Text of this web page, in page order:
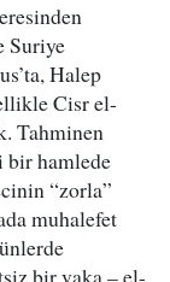
Suriye
Halep
Cisr el-
Tahminen
bir hamlede
“zorla”
muhalefet
bir vaka – el-